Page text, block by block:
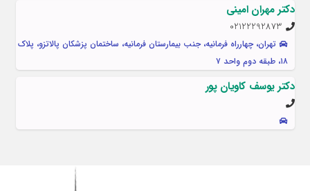
دکتر مهران امینی
02122292873
تهران، چهارراه فرمانیه، جنب بیمارستان فرمانیه، ساختمان پزشکان پالاتزو، پلاک
۱۸، طبقه دوم واحد ۷
دکتر یوسف کاویان پور